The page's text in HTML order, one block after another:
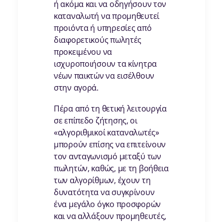
ή ακόμα και να οδηγήσουν τον
καταναλωτή να προμηθευτεί
προιόντα ή υπηρεσίες από
διαφορετικούς πωλητές
προκειμένου να
ισχυροποιήσουν τα κίνητρα
νέων παικτών να εισέλθουν
στην αγορά.
Πέρα από τη θετική λειτουργία
σε επίπεδο ζήτησης, οι
«αλγοριθμικοί καταναλωτές»
μπορούν επίσης να επιτείνουν
τον ανταγωνισμό μεταξύ των
πωλητών, καθώς, με τη βοήθεια
των αλγορίθμων, έχουν τη
δυνατότητα να συγκρίνουν
ένα μεγάλο όγκο προσφορών
και να αλλάξουν προμηθευτές,